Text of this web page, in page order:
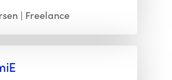
Freelance